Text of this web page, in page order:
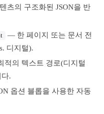
츠의 구조화된 JSON을 반
— 한 페이지 또는 문서 전
디지털).
의 텍스트 경로(디지털
.
옵션 블롭을 사용한 자동